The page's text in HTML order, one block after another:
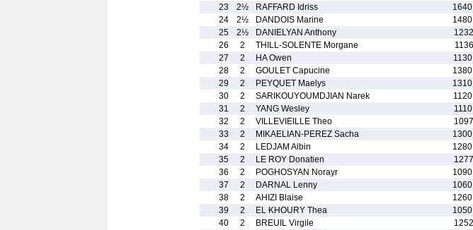
23
2½ RAFFARD Idriss 1640
24
2½ DANDOIS Marine 1480
25
2½ DANIELYAN Anthony
26
2 THILL-SOLENTE Morgane
27
2 HA Owen 1130
28
2 GOULET Capucine 1380
29
2 PEYQUET Maelys 1310
30
2 SARIKOUYOUMDJIAN Narek 1120
31
2 YANG Wesley
32
2 VILLEVIEILLE Theo
33
2 MIKAELIAN-PEREZ Sacha 1300
34
2 LEDJAM Albin 1280
35
2 LE ROY Donatien
36
2 POGHOSYAN Norayr 1090
37
2 DARNAL Lenny 1060
38
2 AHIZI Blaise 1260
39
2 EL KHOURY Thea 1050
40
2 BREUIL Virgile